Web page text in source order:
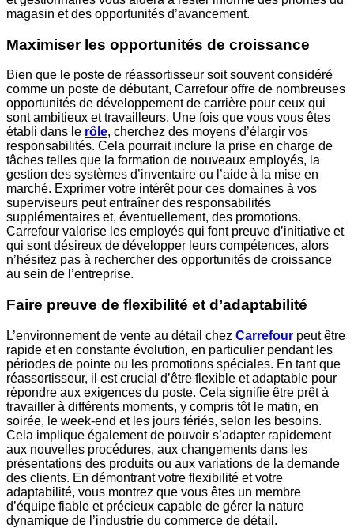
magasin et des opportunités d’avancement.
Maximiser les opportunités de croissance
Bien que le poste de réassortisseur soit souvent considéré
comme un poste de débutant, Carrefour offre de nombreuses
opportunités de développement de carrière pour ceux qui
sont ambitieux et travailleurs. Une fois que vous vous êtes
établi dans le rôle, cherchez des moyens d’élargir vos
responsabilités. Cela pourrait inclure la prise en charge de
tâches telles que la formation de nouveaux employés, la
gestion des systèmes d’inventaire ou l’aide à la mise en
marché. Exprimer votre intérêt pour ces domaines à vos
superviseurs peut entraîner des responsabilités
supplémentaires et, éventuellement, des promotions.
Carrefour valorise les employés qui font preuve d’initiative et
qui sont désireux de développer leurs compétences, alors
n’hésitez pas à rechercher des opportunités de croissance
au sein de l’entreprise.
Faire preuve de flexibilité et d’adaptabilité
L’environnement de vente au détail chez Carrefour peut être
rapide et en constante évolution, en particulier pendant les
périodes de pointe ou les promotions spéciales. En tant que
réassortisseur, il est crucial d’être flexible et adaptable pour
répondre aux exigences du poste. Cela signifie être prêt à
travailler à différents moments, y compris tôt le matin, en
soirée, le week-end et les jours fériés, selon les besoins.
Cela implique également de pouvoir s’adapter rapidement
aux nouvelles procédures, aux changements dans les
présentations des produits ou aux variations de la demande
des clients. En démontrant votre flexibilité et votre
adaptabilité, vous montrez que vous êtes un membre
d’équipe fiable et précieux capable de gérer la nature
dynamique de l’industrie du commerce de détail.